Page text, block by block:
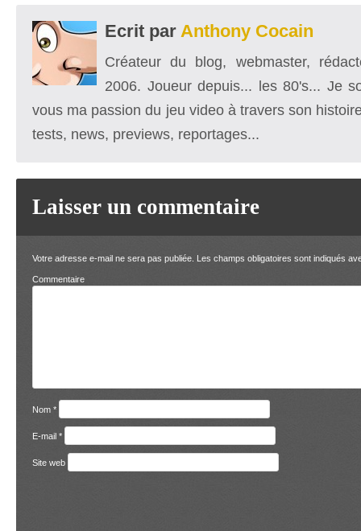
Ecrit par Anthony Cocain
Créateur du blog, webmaster,
2006. Joueur depuis... les 80's... Je
vous ma passion du jeu video à travers son
tests, news, previews, reportages...
Laisser un commentaire
Votre adresse e-mail ne sera pas publiée. Les champs obligatoires sont indiqués
Nom *
E-mail *
Site web